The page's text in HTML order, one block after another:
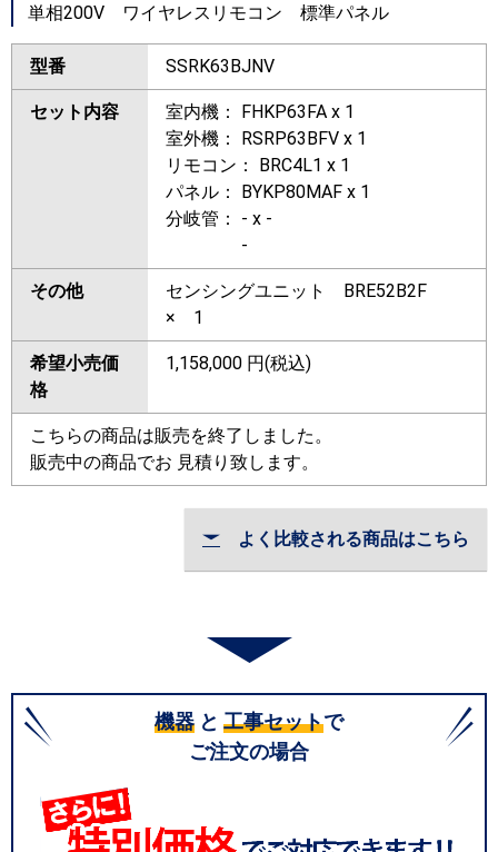
単相200V ワイヤレスリモコン 標準パネル
型番 SSRK63BJNV
セット内容
室内機： FHKP63FA x 1
室外機： RSRP63BFV x 1
リモコン： BRC4L1 x 1
パネル： BYKP80MAF x 1
分岐管： - x -
-
その他
センシングユニット BRE52B2F
× 1
希望小売価
格
1,158,000 円(税込)
こちらの商品は販売を終了しました。
販売中の商品でお 見積り致します。
よく比較される商品はこちら
機器 と 工事セットで
ご注文の場合